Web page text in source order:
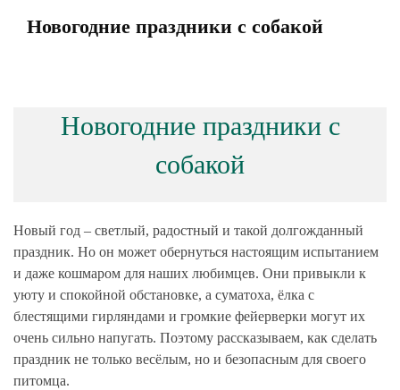
Новогодние праздники с собакой
Новогодние праздники с
собакой
Новый год – светлый, радостный и такой долгожданный
праздник. Но он может обернуться настоящим испытанием
и даже кошмаром для наших любимцев. Они привыкли к
уюту и спокойной обстановке, а суматоха, ёлка с
блестящими гирляндами и громкие фейерверки могут их
очень сильно напугать. Поэтому рассказываем, как сделать
праздник не только весёлым, но и безопасным для своего
питомца.